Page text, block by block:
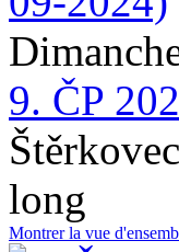
9. ČP
long
Montrer la vue